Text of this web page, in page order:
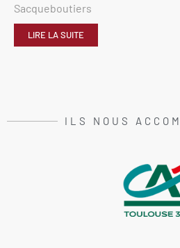
Sacqueboutiers
LIRE LA SUITE
ILS NOUS